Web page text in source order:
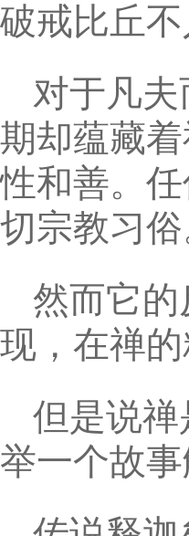
破戒比丘
对于凡
期却蕴藏
性和善。
切宗教习俗
然而它
现，在禅
但是说
举一个故事